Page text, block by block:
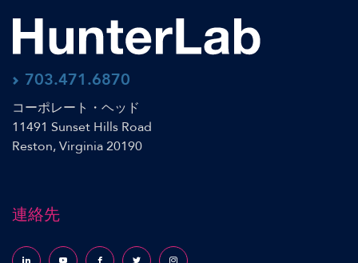
703.471.6870
コーポレート・ヘッド
11491 Sunset Hills Road
Reston, Virginia 20190
連絡先
Follow us on LinkedInFollow us on YouTubeFollow us on Facebook
Follow us on X (formerly Twitter)
Follow us on Instagram